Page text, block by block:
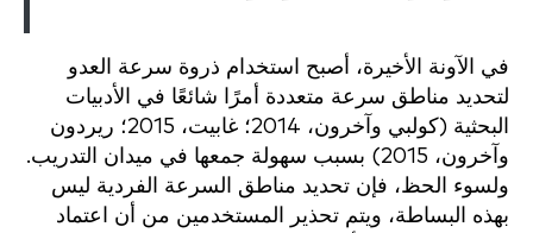
في الآونة الأخيرة، أصبح استخدام ذروة سرعة العدو
لتحديد مناطق سرعة متعددة أمرًا شائعًا في الأدبيات
البحثية (كولبي وآخرون، 2014؛ غابيت، 2015؛ ريردون
وآخرون، 2015) بسبب سهولة جمعها في ميدان التدريب.
ولسوء الحظ، فإن تحديد مناطق السرعة الفردية ليس
بهذه البساطة، ويتم تحذير المستخدمين من أن اعتماد